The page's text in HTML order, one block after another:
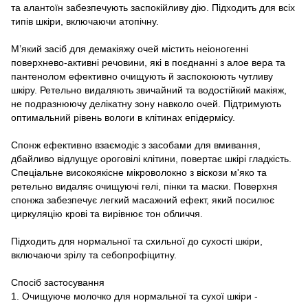
та алантоїн забезпечують заспокійливу дію. Підходить для всіх
типів шкіри, включаючи атопічну.
М’який засіб для демакіяжу очей містить неіоногенні
поверхнево-активні речовини, які в поєднанні з алое вера та
пантенолом ефективно очищують й заспокоюють чутливу
шкіру. Ретельно видаляють звичайний та водостійкий макіяж,
не подразнюючу делікатну зону навколо очей. Підтримують
оптимальний рівень вологи в клітинах епідермісу.
Спонж ефективно взаємодіє з засобами для вмивання,
дбайливо відлущує ороговілі клітини, повертає шкірі гладкість.
Спеціальне високоякісне мікроволокно з віскози м'яко та
ретельно видаляє очищуючі гелі, пінки та маски. Поверхня
спонжа забезпечує легкий масажний ефект, який посилює
циркуляцію крові та вирівнює тон обличчя.
Підходить для нормальної та схильної до сухості шкіри,
включаючи зрілу та себопрофіцитну.
Спосіб застосування
1. Очищуюче молочко для нормальної та сухої шкіри -